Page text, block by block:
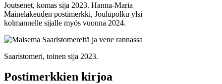
Joutsenet, komas sija 2023. Hanna-Maria
Mainelakeuden postimerkki, Joulupolku ylsi
kolmannelle sijalle myös vuonna 2024.
Saaristomeri, toinen sija 2023.
Postimerkkien kirjoa